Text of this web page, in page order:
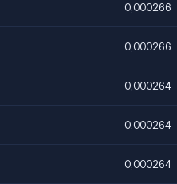
0,000266
0,000266
0,000264
0,000264
0,000264